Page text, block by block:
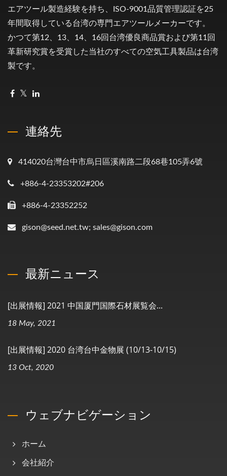
エアツール製造経験を持ち、ISO-9001品質管理認証を25
年間取得している台湾の専門エアツールメーカーです。
かつて第12、13、14、16回台湾優良商品賞および第11回
革新研究賞を受賞した当社のすべての空気工具製品は台湾
製です。
連絡先
414020台灣台中市烏日區溪南路二段68巷105弄6號
+886-4-23353202#206
+886-4-23352252
gison@seed.net.tw; sales@gison.com
最新ニュース
[出展情報] 2021 中国厦門国際石材展覧会...
18 May, 2021
[出展情報] 2020 台湾台中金物展 (10/13-10/15)
13 Oct, 2020
ウェブナビゲーション
ホーム
会社紹介